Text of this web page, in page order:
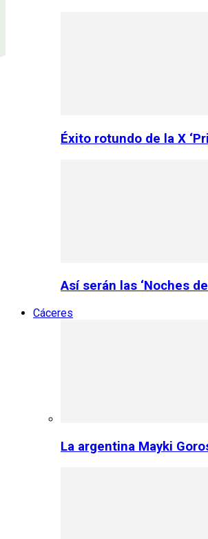
Éxito rotundo de la X
Así serán las ‘Noches
Cáceres
La argentina Mayki